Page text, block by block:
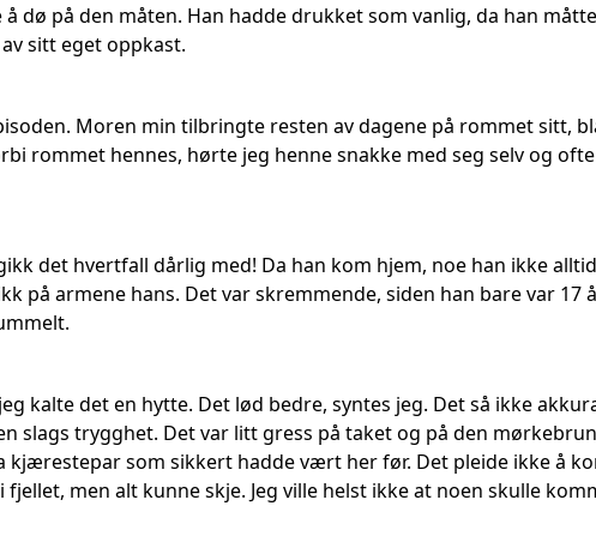
dø på den måten. Han hadde drukket som vanlig, da han
sitt eget oppkast.
Moren min tilbringte resten av dagene på rommet sitt,
rommet hennes, hørte jeg henne snakke med seg selv og
det hvertfall dårlig med! Da han kom hjem, noe han ikke
på armene hans. Det var skremmende, siden han bare var 17
kalte det en hytte. Det lød bedre, syntes jeg. Det så ikke
slags trygghet. Det var litt gress på taket og på den
kjærestepar som sikkert hadde vært her før. Det pleide ikke å
men alt kunne skje. Jeg ville helst ikke at noen skulle